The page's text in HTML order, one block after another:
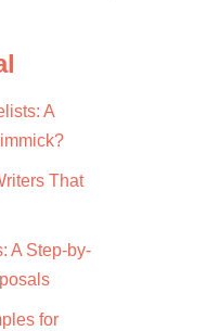
A
That
A Step-by-
for